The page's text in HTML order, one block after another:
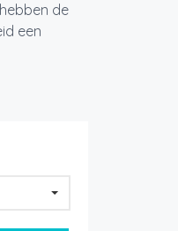
de
een